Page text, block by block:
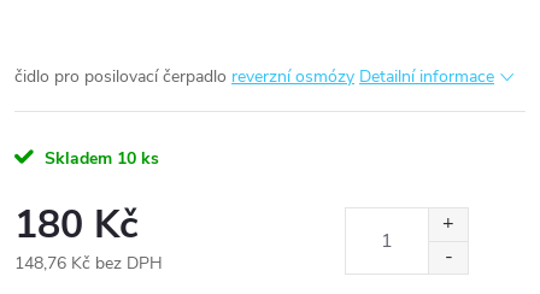
čidlo pro posilovací čerpadlo reverzní osmózy Detailní informace
Skladem 10 ks
180 Kč
148,76 Kč bez DPH